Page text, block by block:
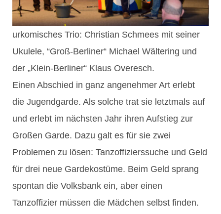
urkomisches Trio: Christian Schmees mit seiner
Ukulele, “Groß-Berliner“ Michael Wältering und
der „Klein-Berliner“ Klaus Overesch.
Einen Abschied in ganz angenehmer Art erlebt
die Jugendgarde. Als solche trat sie letztmals auf
und erlebt im nächsten Jahr ihren Aufstieg zur
Großen Garde. Dazu galt es für sie zwei
Problemen zu lösen: Tanzoffizierssuche und Geld
für drei neue Gardekostüme. Beim Geld sprang
spontan die Volksbank ein, aber einen
Tanzoffizier müssen die Mädchen selbst finden.